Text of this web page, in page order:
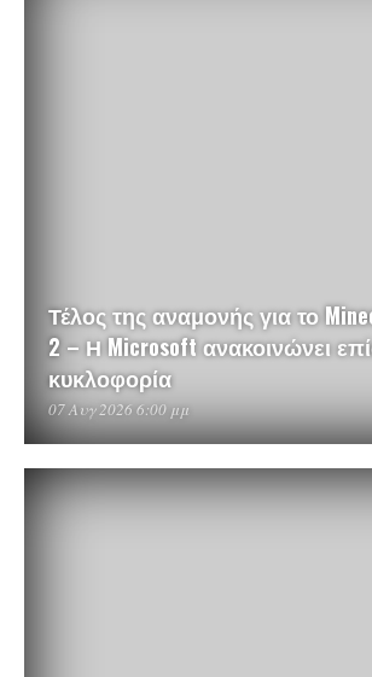
Τέλος της αναμονής για το
2 – Η Microsoft ανακοινώνει
κυκλοφορία
07 Αυγ 2026 6:00 μμ